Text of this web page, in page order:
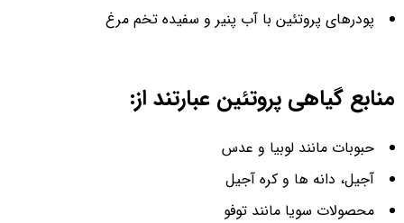
پودرهای پروتئین با آب پنیر و سفیده تخم مرغ
منابع گیاهی پروتئین عبارتند از:
حبوبات مانند لوبیا و عدس
آجیل، دانه ها و کره آجیل
محصولات سویا مانند توفو